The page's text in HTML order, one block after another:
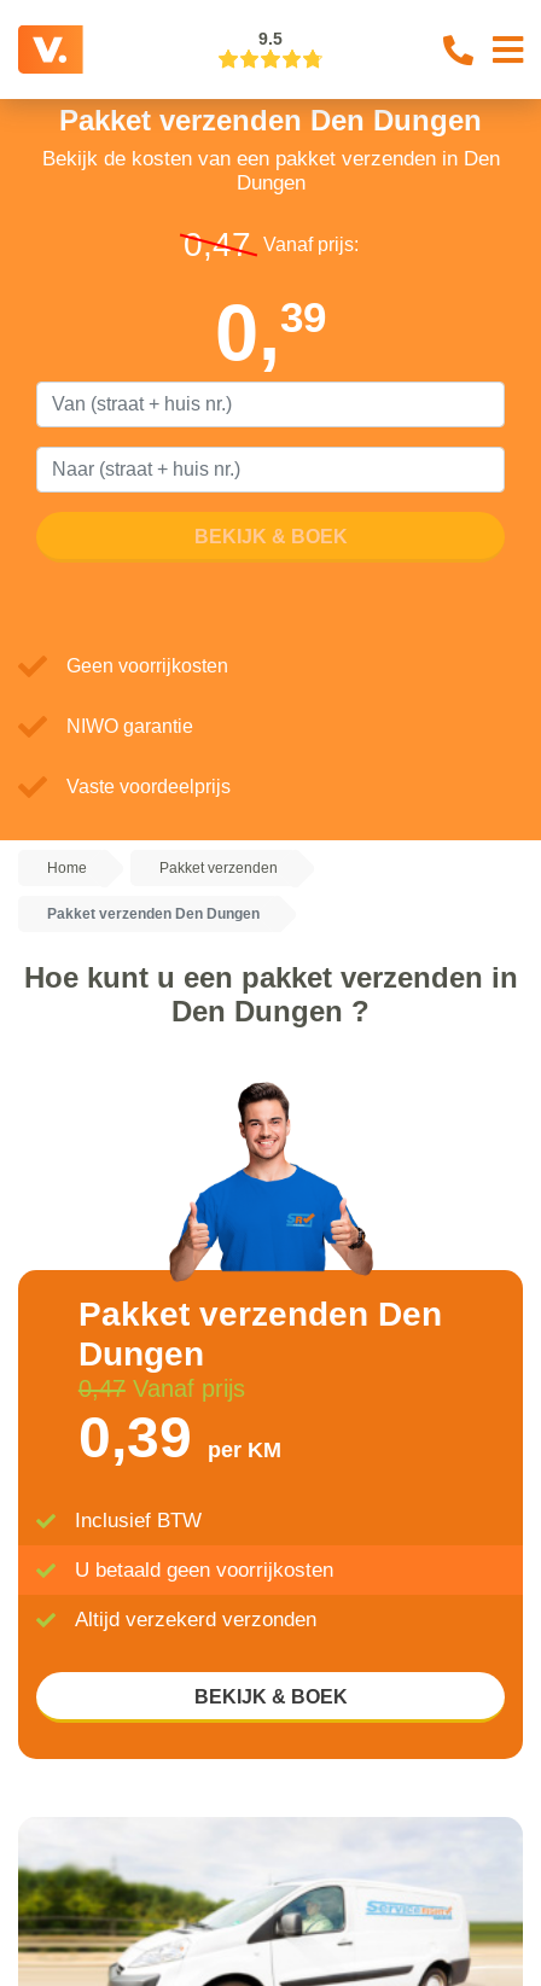
9.5
Pakket verzenden Den Dungen
Bekijk de kosten van een pakket verzenden in Den
Dungen
0,47 Vanaf prijs:
0,39
BEKIJK & BOEK
Geen voorrijkosten
NIWO garantie
Vaste voordeelprijs
Home Pakket verzenden
Pakket verzenden Den Dungen
Hoe kunt u een pakket verzenden in
Den Dungen ?
Pakket verzenden Den
Dungen
0,47Vanaf prijs
0,39 per KM
Inclusief BTW
U betaald geen voorrijkosten
Altijd verzekerd verzonden
BEKIJK & BOEK